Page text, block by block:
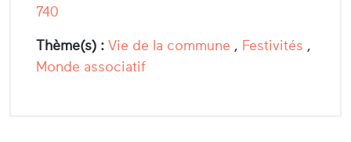
740
Thème(s) : Vie de la commune , Festivités ,
Monde associatif